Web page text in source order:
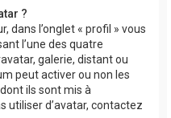
?
dans l’onglet « profil » vous
l’une des quatre
galerie, distant ou
peut activer ou non les
ils sont mis à
utiliser d’avatar, contactez